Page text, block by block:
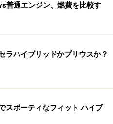
普通エンジン、燃費を比較す
ラハイブリッドかプリウスか？
スポーティなフィット ハイブ